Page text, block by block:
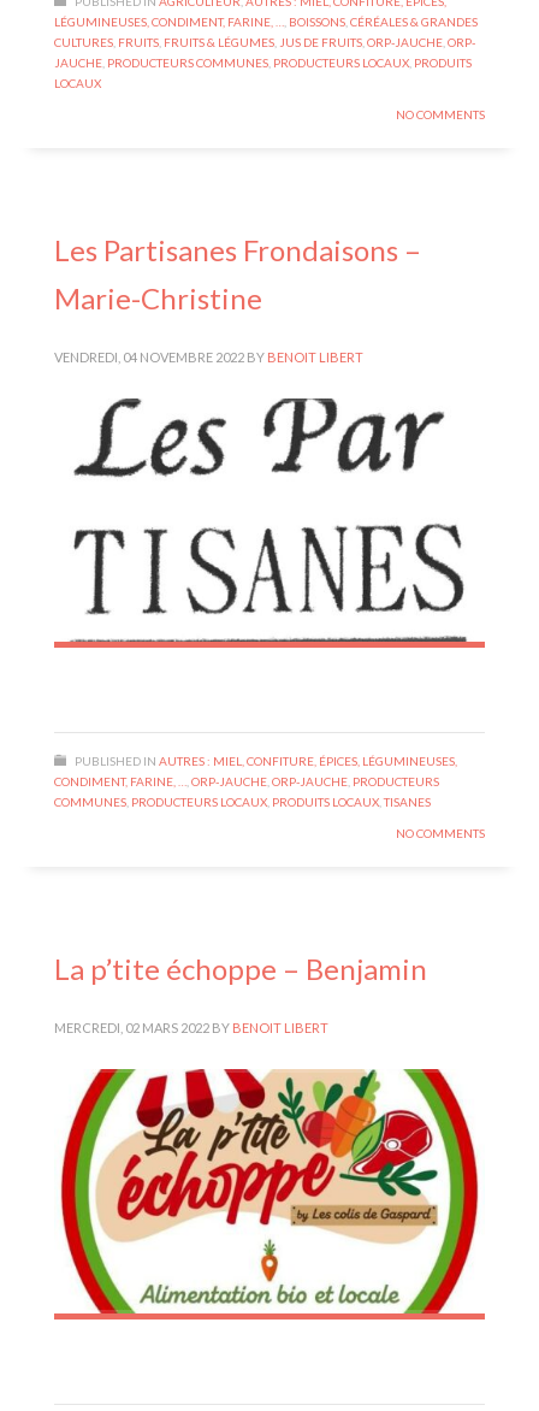
LÉGUMINEUSES, CONDIMENT, FARINE, …
BOISSONS CÉRÉALES & GRANDES
CULTURES FRUITS FRUITS & LÉGUMES JUS DE FRUITS ORP-JAUCHE ORP-
JAUCHE PRODUCTEURS COMMUNES PRODUCTEURS LOCAUX PRODUITS
LOCAUX
NO COMMENTS
Les Partisanes Frondaisons –
Marie-Christine
VENDREDI, 04 NOVEMBRE 2022 BY BENOIT LIBERT
PUBLISHED IN AUTRES : MIEL, CONFITURE, ÉPICES, LÉGUMINEUSES,
CONDIMENT, FARINE, …
ORP-JAUCHE ORP-JAUCHE PRODUCTEURS
COMMUNES PRODUCTEURS LOCAUX PRODUITS LOCAUX ,TISANES
NO COMMENTS
La p’tite échoppe – Benjamin
MERCREDI, 02 MARS 2022 BY BENOIT LIBERT